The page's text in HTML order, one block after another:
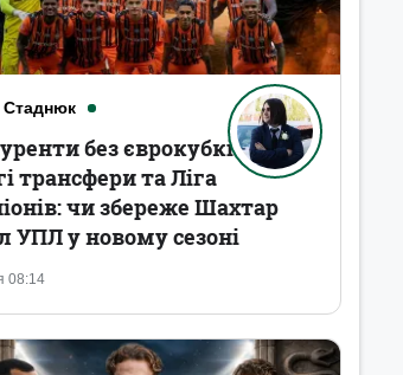
Стаднюк
08:14
без єврокубків,
трансфери та Ліга
чи збереже Шахтар
УПЛ у новому сезоні